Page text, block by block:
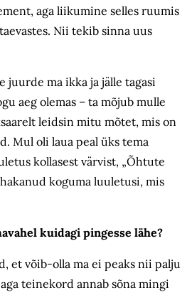
aga liikumine selles ruumis
Nii tekib sinna uus
juurde ma ikka ja jälle tagasi
aeg olemas – ta mõjub mulle
leidsin mitu mõtet, mis on
Mul oli laua peal üks tema
kollasest värvist, „Õhtute
koguma luuletusi, mis
kuidagi pingesse lähe?
et võib-olla ma ei peaks nii palju
teinekord annab sõna mingi